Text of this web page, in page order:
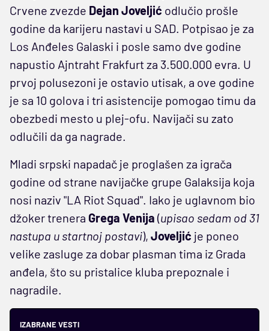
Crvene zvezde Dejan Joveljić odlučio prošle
godine da karijeru nastavi u SAD. Potpisao je za
Los Anđeles Galaski i posle samo dve godine
napustio Ajntraht Frakfurt za 3.500.000 evra. U
prvoj polusezoni je ostavio utisak, a ove godine
je sa 10 golova i tri asistencije pomogao timu da
obezbedi mesto u plej-ofu. Navijači su zato
odlučili da ga nagrade.
Mladi srpski napadač je proglašen za igrača
godine od strane navijačke grupe Galaksija koja
nosi naziv "LA Riot Squad". Iako je uglavnom bio
džoker trenera Grega Venija (upisao sedam od 31
nastupa u startnoj postavi), Joveljić je poneo
velike zasluge za dobar plasman tima iz Grada
anđela, što su pristalice kluba prepoznale i
nagradile.
IZABRANE VESTI